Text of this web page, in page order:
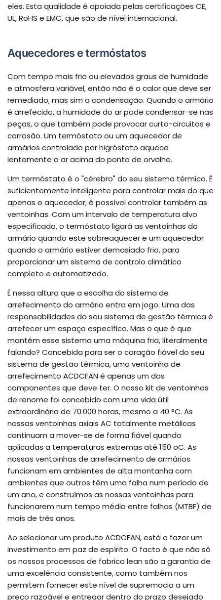
eles. Esta qualidade é apoiada pelas certificações CE,
UL, RoHS e EMC, que são de nível internacional.
Aquecedores e termóstatos
Com tempo mais frio ou elevados graus de humidade
e atmosfera variável, então não é o calor que deve ser
remediado, mas sim a condensação. Quando o armário
é arrefecido, a humidade do ar pode condensar-se nas
peças, o que também pode provocar curto-circuitos e
corrosão. Um termóstato ou um aquecedor de
armários controlado por higróstato aquece
lentamente o ar acima do ponto de orvalho.
Um termóstato é o "cérebro" do seu sistema térmico. É
suficientemente inteligente para controlar mais do que
apenas o aquecedor; é possível controlar também as
ventoinhas. Com um intervalo de temperatura alvo
especificado, o termóstato ligará as ventoinhas do
armário quando este sobreaquecer e um aquecedor
quando o armário estiver demasiado frio, para
proporcionar um sistema de controlo climático
completo e automatizado.
É nessa altura que a escolha do sistema de
arrefecimento do armário entra em jogo. Uma das
responsabilidades do seu sistema de gestão térmica é
arrefecer um espaço específico. Mas o que é que
mantém esse sistema uma máquina fria, literalmente
falando? Concebida para ser o coração fiável do seu
sistema de gestão térmica, uma ventoinha de
arrefecimento ACDCFAN é apenas um dos
componentes que deve ter. O nosso kit de ventoinhas
de renome foi concebido com uma vida útil
extraordinária de 70.000 horas, mesmo a 40 °C. As
nossas ventoinhas axiais AC totalmente metálicas
continuam a mover-se de forma fiável quando
aplicadas a temperaturas extremas até 150 oC. As
nossas ventoinhas de arrefecimento de armários
funcionam em ambientes de alta montanha com
ambientes que outros têm uma falha num período de
um ano, e construímos as nossas ventoinhas para
funcionarem num tempo médio entre falhas (MTBF) de
mais de três anos.
Ao selecionar um produto ACDCFAN, está a fazer um
investimento em paz de espírito. O facto é que não só
os nossos processos de fabrico lean são a garantia de
uma excelência consistente, como também nos
permitem fornecer este nível de supremacia a um
preço razoável e entregar dentro do prazo desejado.